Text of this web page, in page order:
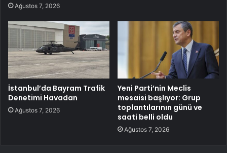
Ağustos 7, 2026
İstanbul’da Bayram Trafik
Denetimi Havadan
Ağustos 7, 2026
Yeni Parti’nin Meclis
mesaisi başlıyor: Grup
toplantılarının günü ve
saati belli oldu
Ağustos 7, 2026